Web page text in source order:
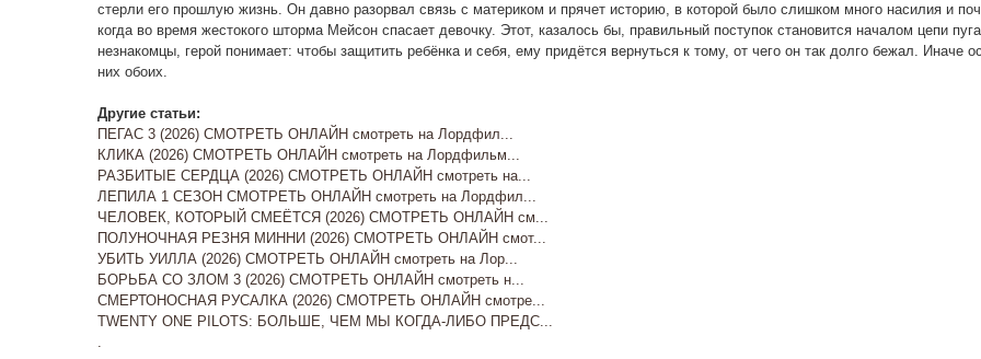
стерли его прошлую жизнь. Он давно разорвал связь с материком и прячет историю, в которой было слишком много насилия и
когда во время жестокого шторма Мейсон спасает девочку. Этот, казалось бы, правильный поступок становится началом цепи
незнакомцы, герой понимает: чтобы защитить ребёнка и себя, ему придётся вернуться к тому, от чего он так долго бежал.
них обоих.
Другие статьи:
ПЕГАС 3 (2026) СМОТРЕТЬ ОНЛАЙН смотреть на Лордфил...
КЛИКА (2026) СМОТРЕТЬ ОНЛАЙН смотреть на Лордфильм...
РАЗБИТЫЕ СЕРДЦА (2026) СМОТРЕТЬ ОНЛАЙН смотреть на...
ЛЕПИЛА 1 СЕЗОН СМОТРЕТЬ ОНЛАЙН смотреть на Лордфил...
ЧЕЛОВЕК, КОТОРЫЙ СМЕЁТСЯ (2026) СМОТРЕТЬ ОНЛАЙН см...
ПОЛУНОЧНАЯ РЕЗНЯ МИННИ (2026) СМОТРЕТЬ ОНЛАЙН смот...
УБИТЬ УИЛЛА (2026) СМОТРЕТЬ ОНЛАЙН смотреть на Лор...
БОРЬБА СО ЗЛОМ 3 (2026) СМОТРЕТЬ ОНЛАЙН смотреть н...
СМЕРТОНОСНАЯ РУСАЛКА (2026) СМОТРЕТЬ ОНЛАЙН смотре...
TWENTY ONE PILOTS: БОЛЬШЕ, ЧЕМ МЫ КОГДА-ЛИБО ПРЕДС...
.